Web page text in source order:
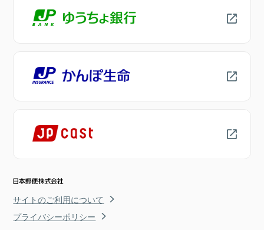
サイトのご利用について
プライバシーポリシー